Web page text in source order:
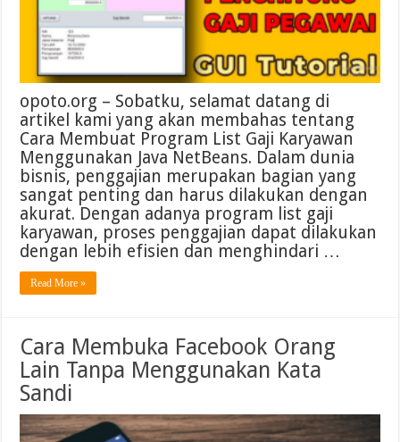
opoto.org – Sobatku, selamat datang di
artikel kami yang akan membahas tentang
Cara Membuat Program List Gaji Karyawan
Menggunakan Java NetBeans. Dalam dunia
bisnis, penggajian merupakan bagian yang
sangat penting dan harus dilakukan dengan
akurat. Dengan adanya program list gaji
karyawan, proses penggajian dapat dilakukan
dengan lebih efisien dan menghindari …
Read More »
Cara Membuka Facebook Orang
Lain Tanpa Menggunakan Kata
Sandi